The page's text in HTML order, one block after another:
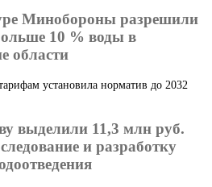
Минобороны разрешили
10 % воды в
области
установила норматив до 2032
выделили 11,3 млн руб.
и разработку